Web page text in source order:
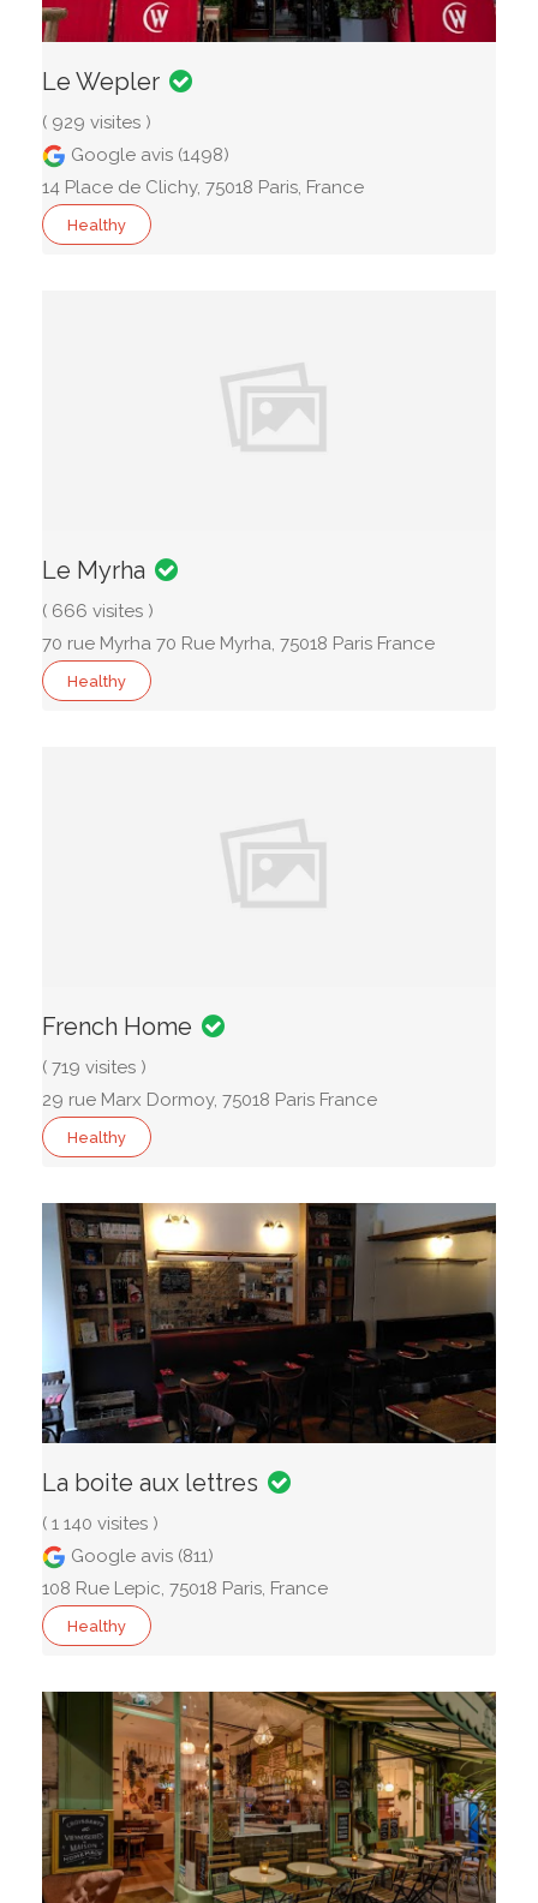
Le Wepler
( 929 visites )
Google avis (1498)
14 Place de Clichy, 75018 Paris, France
Healthy
Le Myrha
( 666 visites )
70 rue Myrha 70 Rue Myrha, 75018 Paris France
Healthy
French Home
( 719 visites )
29 rue Marx Dormoy, 75018 Paris France
Healthy
La boite aux lettres
( 1 140 visites )
Google avis (811)
108 Rue Lepic, 75018 Paris, France
Healthy